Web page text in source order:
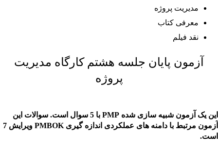
مدیریت پروژه
معرفی کتاب
نقد فیلم
آزمون پایان جلسه هشتم کارگاه مدیریت
پروژه
این یک آزمون شبیه سازی شده PMP با 5 سوال است. سوالات این
آزمون مرتبط با دامنه های عملکردی اندازه گیری PMBOK ویرایش 7
است.